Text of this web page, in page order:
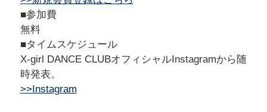
■参加費
無料
■タイムスケジュール
X-girl DANCE CLUBオフィシャルInstagramから随
時発表。
>>Instagram